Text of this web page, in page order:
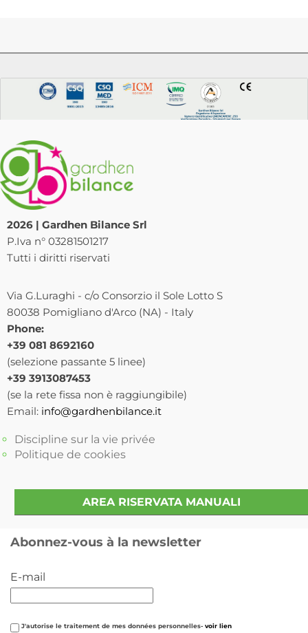
2026 | Gardhen Bilance Srl
P.Iva n° 03281501217
Tutti i diritti riservati
Via G.Luraghi - c/o Consorzio il Sole Lotto S
80038 Pomigliano d'Arco (NA) - Italy
Phone:
+39 081 8692160
(selezione passante 5 linee)
+39 3913087453
(se la rete fissa non è raggiungibile)
Email: info@gardhenbilance.it
Discipline sur la vie privée
Politique de cookies
AREA RISERVATA MANUALI
Abonnez-vous à la newsletter
E-mail
J'autorise le traitement de mes données personnelles- voir lien